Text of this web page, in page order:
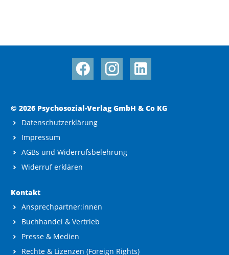
© 2026 Psychosozial-Verlag GmbH & Co KG
Datenschutzerklärung
Impressum
AGBs und Widerrufsbelehrung
Widerruf erklären
Kontakt
Ansprechpartner:innen
Buchhandel & Vertrieb
Presse & Medien
Rechte & Lizenzen (Foreign Rights)